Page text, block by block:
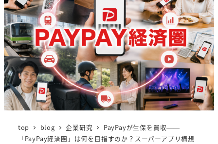
top blog 企業研究
PayPayが生保を買収——
「PayPay経済圏」は何を目指すのか？スーパーアプリ構想